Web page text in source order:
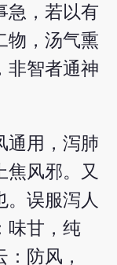
急，若以有
物，汤气熏
非智者通神
通用，泻肺
焦风邪。又
。误服泻人
味甘，纯
防风，